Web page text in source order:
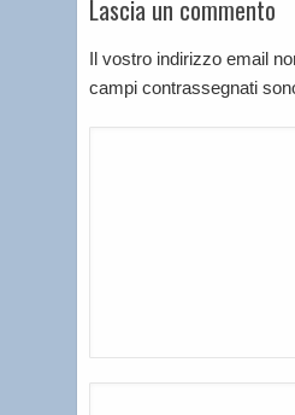
Lascia un commento
Il vostro indirizzo email
campi contrassegnati